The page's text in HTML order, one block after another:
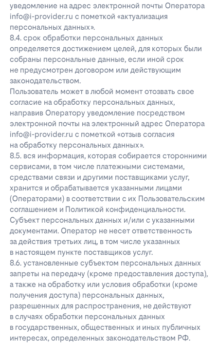
уведомление на адрес электронной почты Оператора
info@i-provider.ru с пометкой «актуализация
персональных данных».
8.4. срок обработки персональных данных
определяется достижением целей, для которых были
собраны персональные данные, если иной срок
не предусмотрен договором или действующим
законодательством.
Пользователь может в любой момент отозвать свое
согласие на обработку персональных данных,
направив Оператору уведомление посредством
электронной почты на электронный адрес Оператора
info@i-provider.ru с пометкой «отзыв согласия
на обработку персональных данных».
8.5. вся информация, которая собирается сторонними
сервисами, в том числе платежными системами,
средствами связи и другими поставщиками услуг,
хранится и обрабатывается указанными лицами
(Операторами) в соответствии с их Пользовательским
соглашением и Политикой конфиденциальности.
Субъект персональных данных и/или с указанными
документами. Оператор не несет ответственность
за действия третьих лиц, в том числе указанных
в настоящем пункте поставщиков услуг.
8.6. установленные субъектом персональных данных
запреты на передачу (кроме предоставления доступа),
а также на обработку или условия обработки (кроме
получения доступа) персональных данных,
разрешенных для распространения, не действуют
в случаях обработки персональных данных
в государственных, общественных и иных публичных
интересах, определенных законодательством РФ.